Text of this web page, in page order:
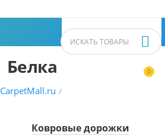
0


Белка
CarpetMall.ru /
Ковровые дорожки